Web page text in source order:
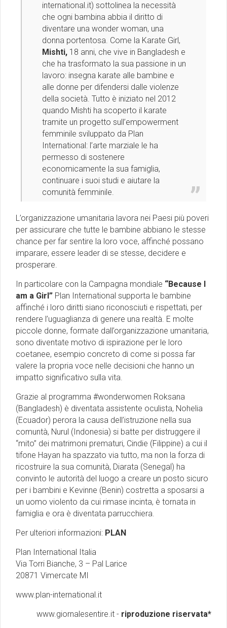
international.it) sottolinea la necessità
che ogni bambina abbia il diritto di
diventare una wonder woman, una
donna portentosa. Come la Karate Girl,
Mishti, 18 anni, che vive in Bangladesh e
che ha trasformato la sua passione in un
lavoro: insegna karate alle bambine e
alle donne per difendersi dalle violenze
della società. Tutto è iniziato nel 2012
quando Mishti ha scoperto il karate
tramite un progetto sull’empowerment
femminile sviluppato da Plan
International: l’arte marziale le ha
permesso di sostenere
economicamente la sua famiglia,
continuare i suoi studi e aiutare la
comunità femminile.
L’organizzazione umanitaria lavora nei Paesi più poveri
per assicurare che tutte le bambine abbiano le stesse
chance per far sentire la loro voce, affinché possano
imparare, essere leader di se stesse, decidere e
prosperare.
In particolare con la Campagna mondiale “Because I
am a Girl” Plan International supporta le bambine
affinché i loro diritti siano riconosciuti e rispettati, per
rendere l’uguaglianza di genere una realtà. E molte
piccole donne, formate dall’organizzazione umanitaria,
sono diventate motivo di ispirazione per le loro
coetanee, esempio concreto di come si possa far
valere la propria voce nelle decisioni che hanno un
impatto significativo sulla vita.
Grazie al programma #wonderwomen Roksana
(Bangladesh) è diventata assistente oculista, Nohelia
(Ecuador) perora la causa dell’istruzione nella sua
comuntà, Nurul (Indonesia) si batte per distruggere il
“mito” dei matrimoni prematuri, Cindie (Filippine) a cui il
tifone Hayan ha spazzato via tutto, ma non la forza di
ricostruire la sua comunità, Diarata (Senegal) ha
convinto le autorità del luogo a creare un posto sicuro
per i bambini e Kevinne (Benin) costretta a sposarsi a
un uomo violento da cui rimase incinta, è tornata in
famiglia e ora è diventata parrucchiera.
Per ulteriori informazioni: PLAN
Plan International Italia
Via Torri Bianche, 3 – Pal Larice
20871 Vimercate MI
www.plan-international.it
www.giornalesentire.it - riproduzione riservata*